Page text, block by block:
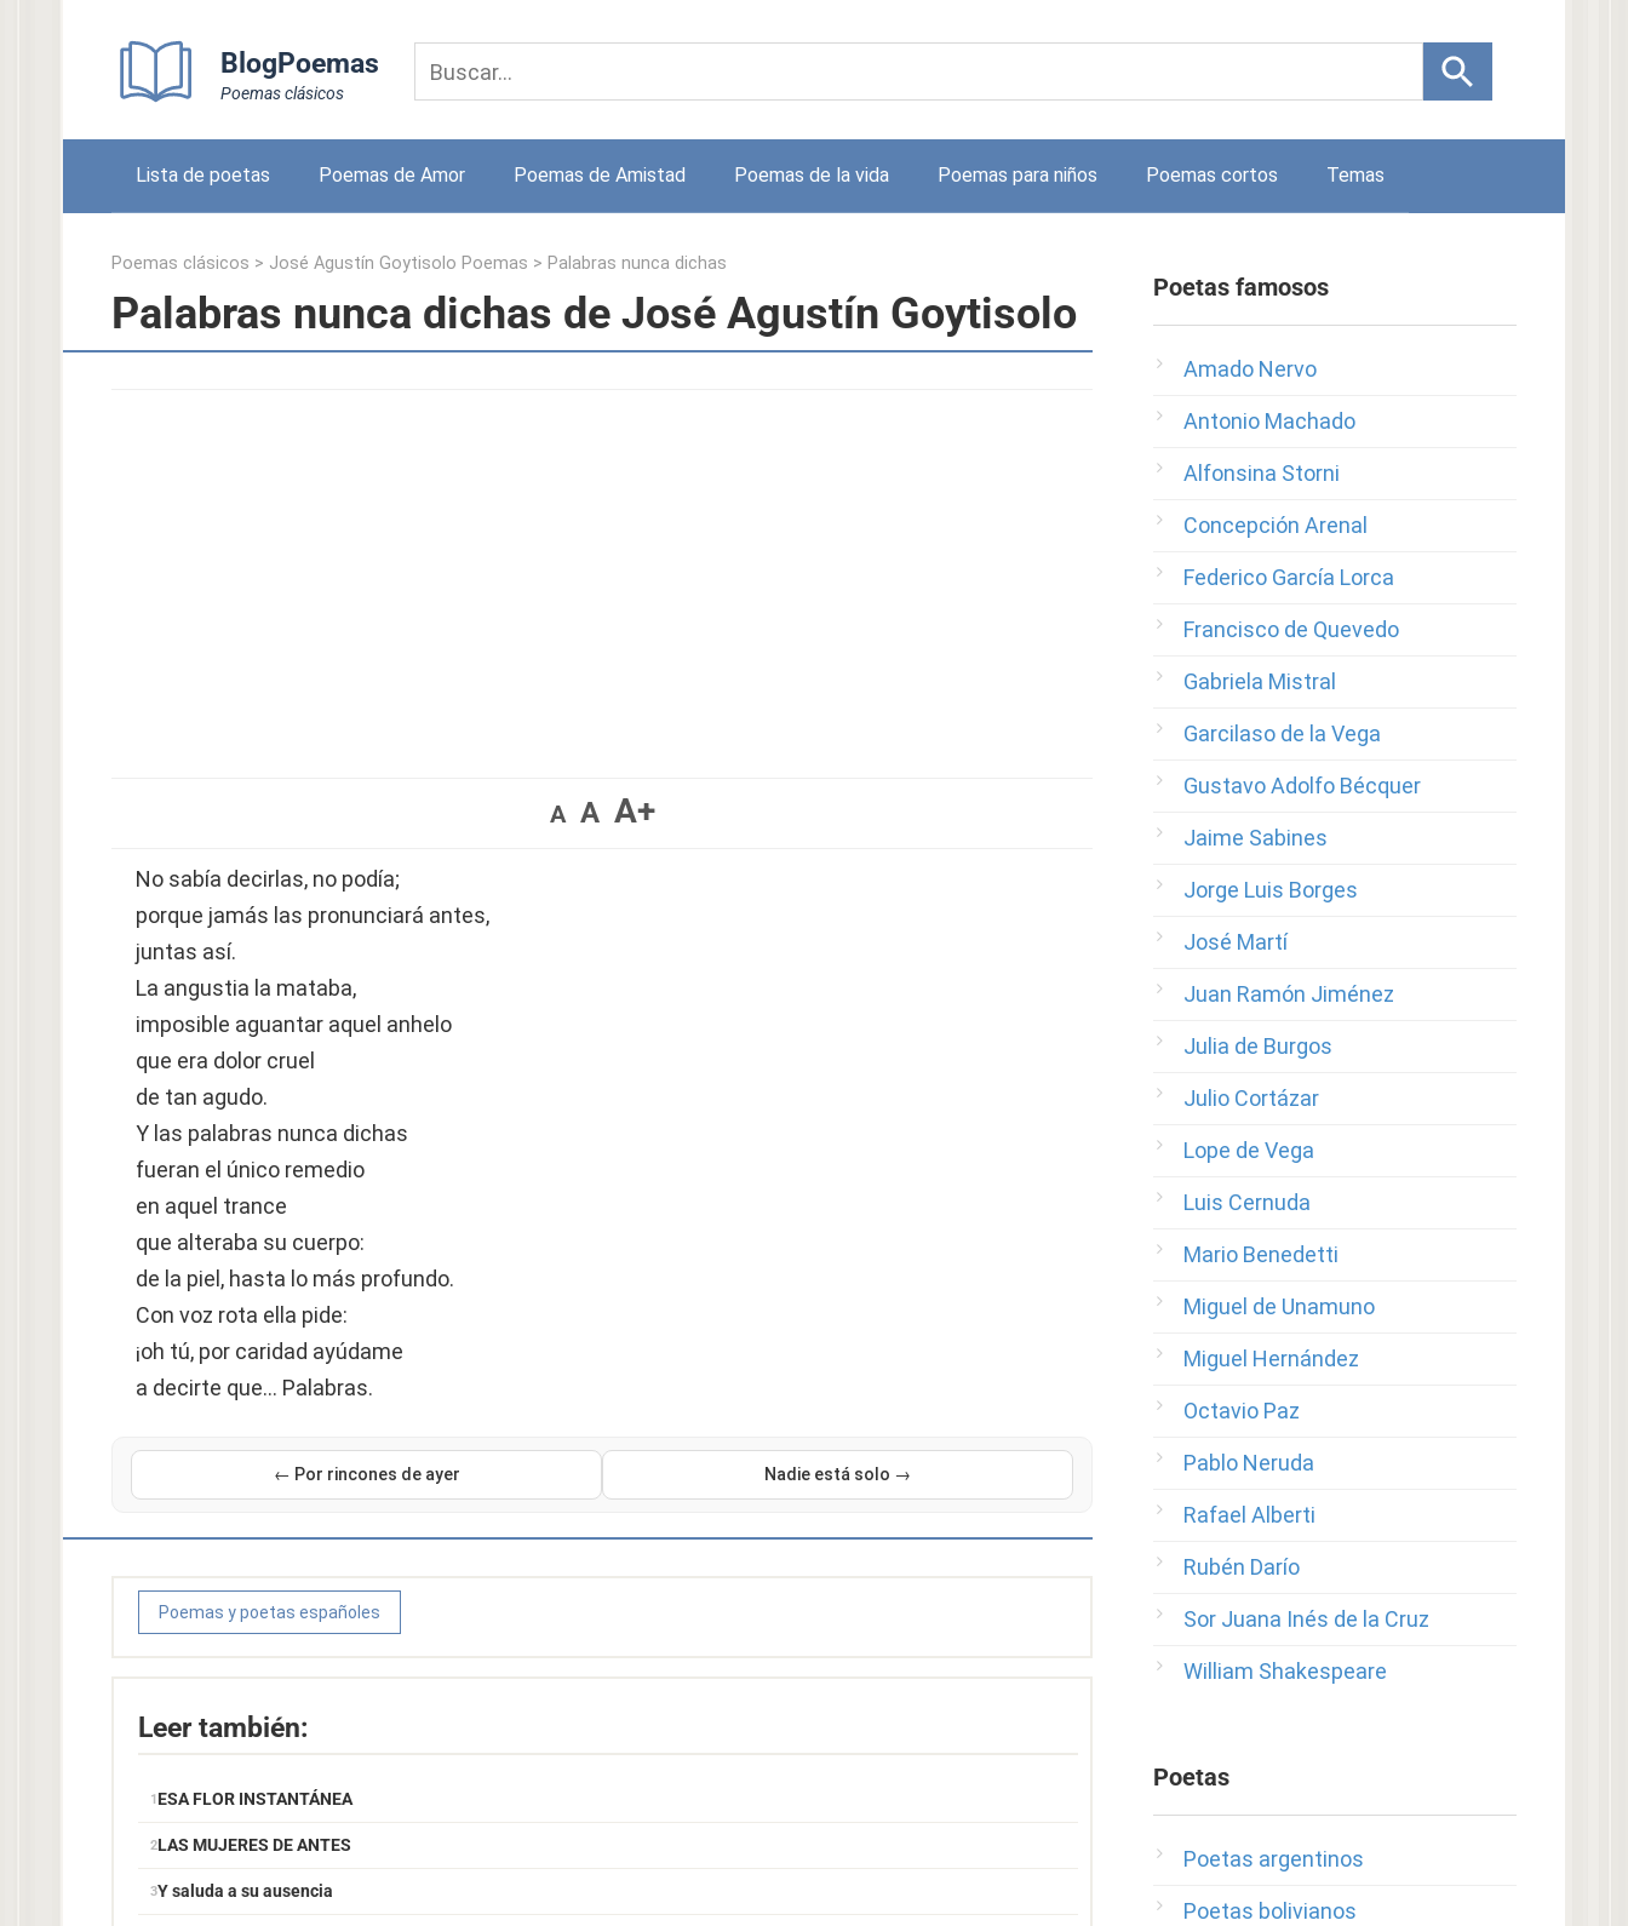
BlogPoemas
Poemas clásicos
Lista de poetas Poemas de Amor Poemas de Amistad Poemas de la vida Poemas para niños Poemas cortos Temas
Poemas clásicos > José Agustín Goytisolo Poemas > Palabras nunca dichas
Palabras nunca dichas de José Agustín Goytisolo
A A A+
No sabía decirlas, no podía;
porque jamás las pronunciará antes,
juntas así.
La angustia la mataba,
imposible aguantar aquel anhelo
que era dolor cruel
de tan agudo.
Y las palabras nunca dichas
fueran el único remedio
en aquel trance
que alteraba su cuerpo:
de la piel, hasta lo más profundo.
Con voz rota ella pide:
¡oh tú, por caridad ayúdame
a decirte que… Palabras.
← Por rincones de ayer Nadie está solo →
Poemas y poetas españoles
Leer también:
ESA FLOR INSTANTÁNEA
LAS MUJERES DE ANTES
Y saluda a su ausencia
Poetas famosos
Amado Nervo
Antonio Machado
Alfonsina Storni
Concepción Arenal
Federico García Lorca
Francisco de Quevedo
Gabriela Mistral
Garcilaso de la Vega
Gustavo Adolfo Bécquer
Jaime Sabines
Jorge Luis Borges
José Martí
Juan Ramón Jiménez
Julia de Burgos
Julio Cortázar
Lope de Vega
Luis Cernuda
Mario Benedetti
Miguel de Unamuno
Miguel Hernández
Octavio Paz
Pablo Neruda
Rafael Alberti
Rubén Darío
Sor Juana Inés de la Cruz
William Shakespeare
Poetas
Poetas argentinos
Poetas bolivianos